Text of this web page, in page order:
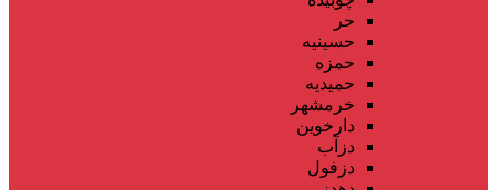
حر
حسینیه
حمزه
حمیدیه
خرمشهر
دارخوین
دزآب
دزفول